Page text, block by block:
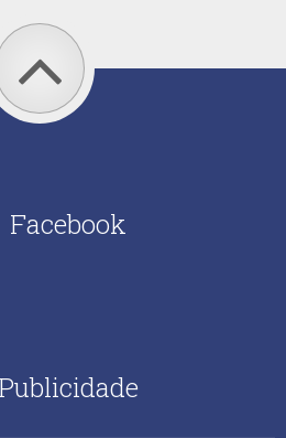
Facebook
Publicidade